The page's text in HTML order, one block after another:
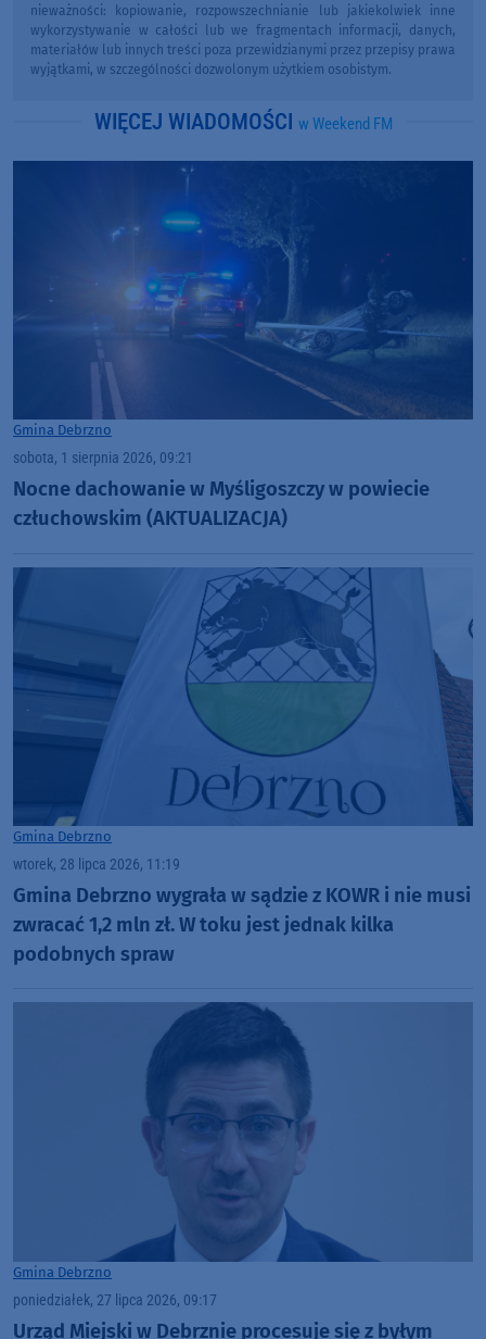
nieważności: kopiowanie, rozpowszechnianie lub jakiekolwiek inne
wykorzystywanie w całości lub we fragmentach informacji, danych,
materiałów lub innych treści poza przewidzianymi przez przepisy prawa
wyjątkami, w szczególności dozwolonym użytkiem osobistym.
WIĘCEJ WIADOMOŚCI w Weekend FM
Gmina Debrzno
sobota, 1 sierpnia 2026, 09:21
Nocne dachowanie w Myśligoszczy w powiecie
człuchowskim (AKTUALIZACJA)
Gmina Debrzno
wtorek, 28 lipca 2026, 11:19
Gmina Debrzno wygrała w sądzie z KOWR i nie musi
zwracać 1,2 mln zł. W toku jest jednak kilka
podobnych spraw
Gmina Debrzno
poniedziałek, 27 lipca 2026, 09:17
Urząd Miejski w Debrznie procesuje się z byłym